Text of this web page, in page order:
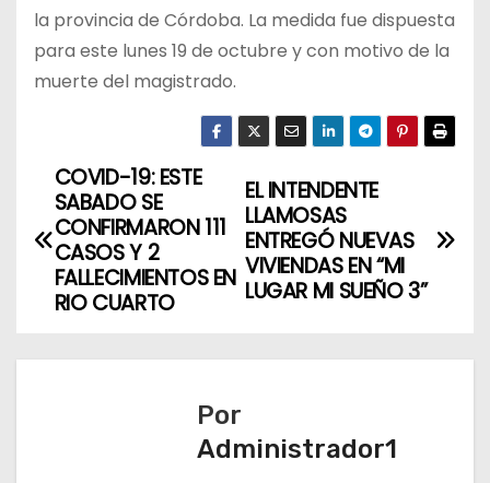
la provincia de Córdoba. La medida fue dispuesta
para este lunes 19 de octubre y con motivo de la
muerte del magistrado.
N
a
g
EL INTENDENTE
LLAMOSAS
ENTREGÓ NUEVAS
VIVIENDAS EN “MI
LUGAR MI SUEÑO 3”
COVID-19: ESTE
SABADO SE
CONFIRMARON 111
CASOS Y 2
FALLECIMIENTOS EN
RIO CUARTO
Por
Administrador1